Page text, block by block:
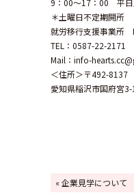
＊土曜日不定期開所
就労移行支援事業所
TEL：0587-22-2171
Mail：info-
＜住所＞〒492-8137
愛知県稲沢市国府宮
« 企業見学について